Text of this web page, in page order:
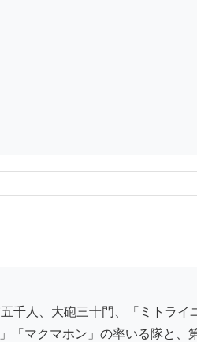
マクマホン」の率いる隊と、